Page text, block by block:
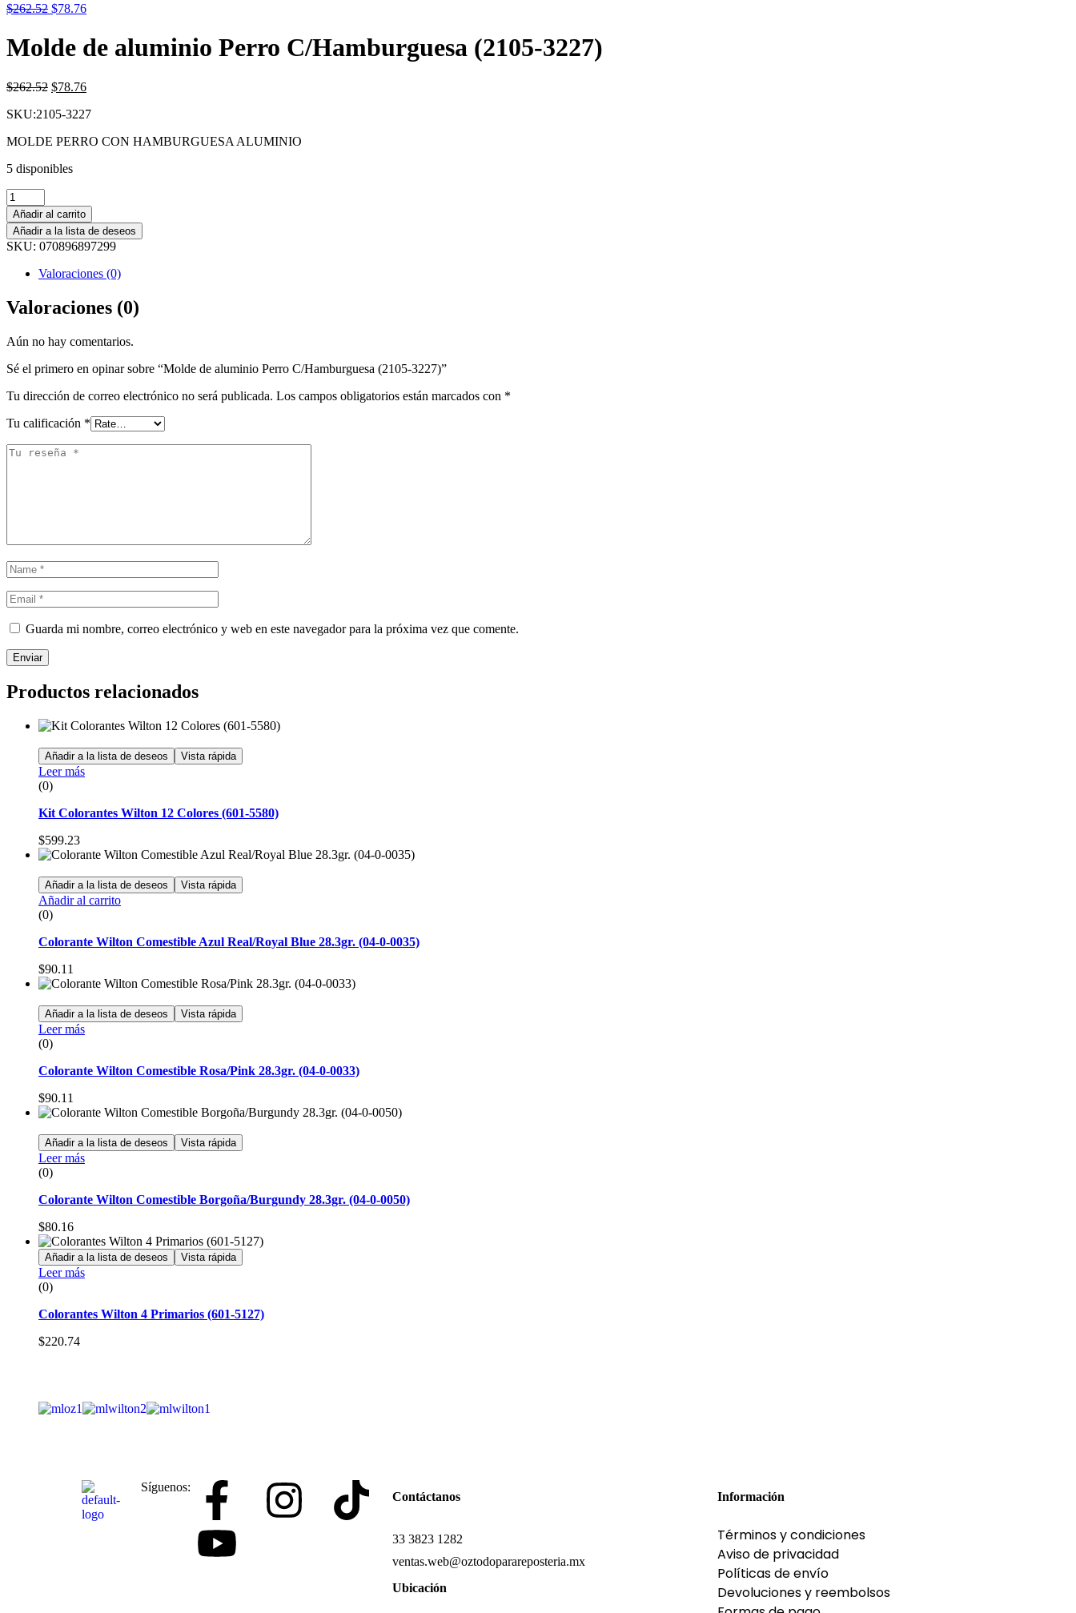
$262.52 $78.76
Molde de aluminio Perro C/Hamburguesa (2105-3227)
$262.52 $78.76
SKU:2105-3227
MOLDE PERRO CON HAMBURGUESA ALUMINIO
5 disponibles
Añadir al carrito
Añadir a la lista de deseos
SKU: 070896897299
Valoraciones (0)
Valoraciones (0)
Aún no hay comentarios.
Sé el primero en opinar sobre “Molde de aluminio Perro C/Hamburguesa (2105-3227)”
Tu dirección de correo electrónico no será publicada. Los campos obligatorios están marcados con *
Tu calificación *
Guarda mi nombre, correo electrónico y web en este navegador para la próxima vez que comente.
Enviar
Productos relacionados
Añadir a la lista de deseos Vista rápida
Leer más
(0)
Kit Colorantes Wilton 12 Colores (601-5580)
$599.23
Añadir a la lista de deseos Vista rápida
Añadir al carrito
(0)
Colorante Wilton Comestible Azul Real/Royal Blue 28.3gr. (04-0-0035)
$90.11
Añadir a la lista de deseos Vista rápida
Leer más
(0)
Colorante Wilton Comestible Rosa/Pink 28.3gr. (04-0-0033)
$90.11
Añadir a la lista de deseos Vista rápida
Leer más
(0)
Colorante Wilton Comestible Borgoña/Burgundy 28.3gr. (04-0-0050)
$80.16
Añadir a la lista de deseos Vista rápida
Leer más
(0)
Colorantes Wilton 4 Primarios (601-5127)
$220.74
Síguenos:
Contáctanos
33 3823 1282
ventas.web@oztodoparareposteria.mx
Ubicación
Información
Términos y condiciones
Aviso de privacidad
Políticas de envío
Devoluciones y reembolsos